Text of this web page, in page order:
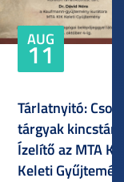
AUG
11
Tárlatnyitó:
tárgyak
Ízelítő az MTA
Keleti